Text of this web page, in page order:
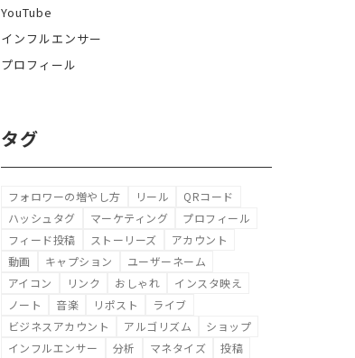
YouTube
インフルエンサー
プロフィール
タグ
フォロワーの増やし方 リール
QRコード
ハッシュタグ
マーケティング
プロフィール
フィード投稿
ストーリーズ
アカウント
動画
キャプション
ユーザーネーム
アイコン
リンク おしゃれ
インスタ映え
ノート
音楽 リポスト
ライブ
ビジネスアカウント
アルゴリズム
ショップ
インフルエンサー
分析 マネタイズ
投稿